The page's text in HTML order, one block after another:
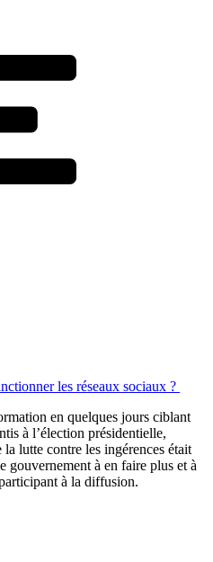
les réseaux sociaux ?
en quelques jours ciblant
à l’élection présidentielle,
lutte contre les ingérences était
gouvernement à en faire plus et à
à la diffusion.